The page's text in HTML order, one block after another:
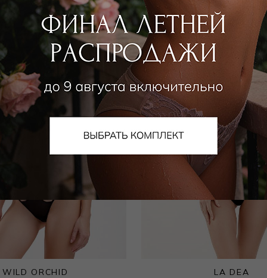
WILD ORCHID LA DEA